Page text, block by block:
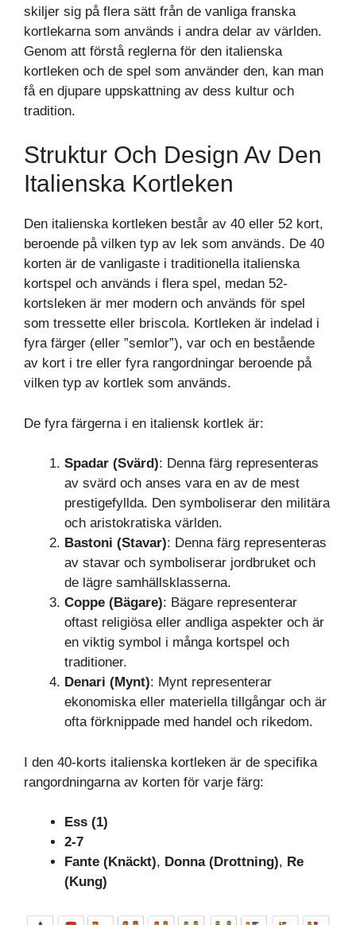
skiljer sig på flera sätt från de vanliga franska
kortlekarna som används i andra delar av världen.
Genom att förstå reglerna för den italienska
kortleken och de spel som använder den, kan man
få en djupare uppskattning av dess kultur och
tradition.
Struktur Och Design Av Den
Italienska Kortleken
Den italienska kortleken består av 40 eller 52 kort,
beroende på vilken typ av lek som används. De 40
korten är de vanligaste i traditionella italienska
kortspel och används i flera spel, medan 52-
kortsleken är mer modern och används för spel
som tressette eller briscola. Kortleken är indelad i
fyra färger (eller ”semlor”), var och en bestående
av kort i tre eller fyra rangordningar beroende på
vilken typ av kortlek som används.
De fyra färgerna i en italiensk kortlek är:
Spadar (Svärd): Denna färg representeras
av svärd och anses vara en av de mest
prestigefyllda. Den symboliserar den militära
och aristokratiska världen.
Bastoni (Stavar): Denna färg representeras
av stavar och symboliserar jordbruket och
de lägre samhällsklasserna.
Coppe (Bägare): Bägare representerar
oftast religiösa eller andliga aspekter och är
en viktig symbol i många kortspel och
traditioner.
Denari (Mynt): Mynt representerar
ekonomiska eller materiella tillgångar och är
ofta förknippade med handel och rikedom.
I den 40-korts italienska kortleken är de specifika
rangordningarna av korten för varje färg:
Ess (1)
2-7
Fante (Knäckt), Donna (Drottning), Re
(Kung)